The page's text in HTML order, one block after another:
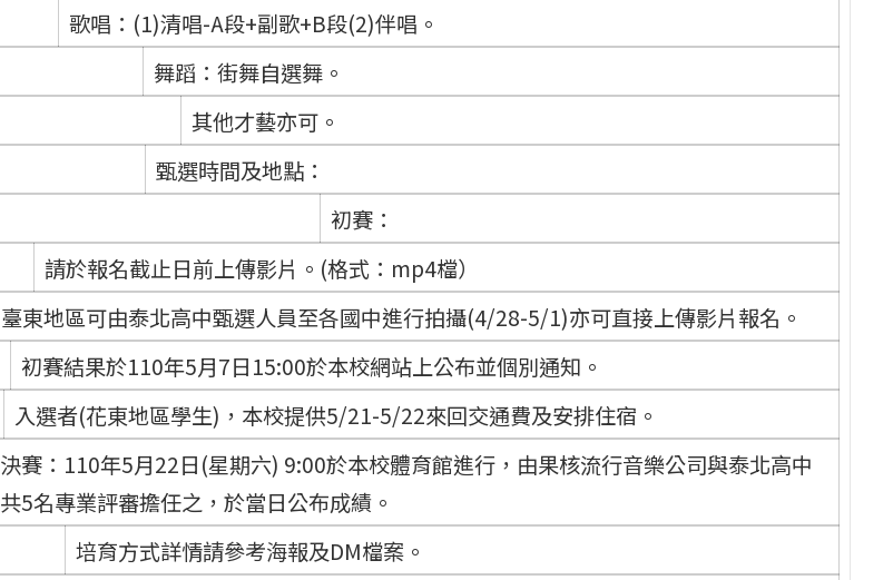
歌唱：(1)清唱-A段+副歌+B段(2)伴唱。
舞蹈：街舞自選舞。
其他才藝亦可。
甄選時間及地點：
初賽：
請於報名截止日前上傳影片。(格式：mp4檔）
臺東地區可由泰北高中甄選人員至各國中進行拍攝(4/28-5/1)亦可直接上傳影片報名。
初賽結果於110年5月7日15:00於本校網站上公布並個別通知。
入選者(花東地區學生)，本校提供5/21-5/22來回交通費及安排住宿。
決賽：110年5月22日(星期六) 9:00於本校體育館進行，由果核流行音樂公司與泰北高中
共5名專業評審擔任之，於當日公布成績。
培育方式詳情請參考海報及DM檔案。